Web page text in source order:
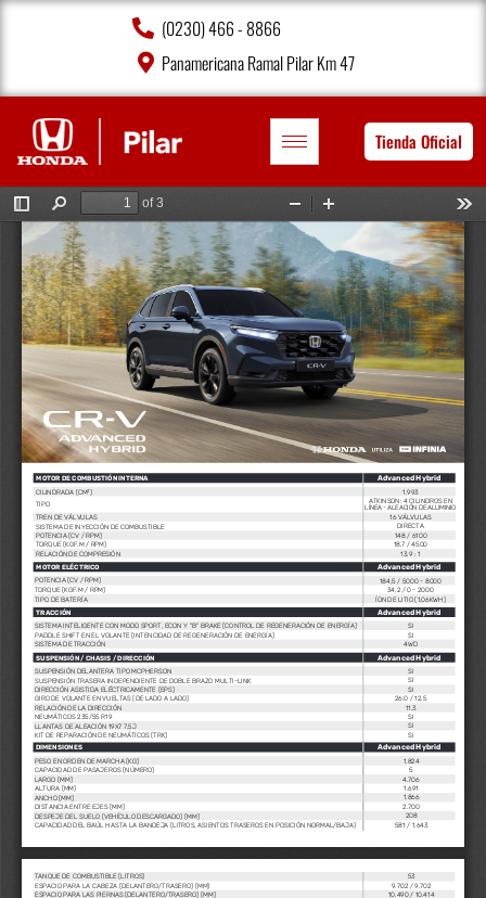
(0230) 466 - 8866
Panamericana Ramal Pilar Km 47
Tienda Oficial